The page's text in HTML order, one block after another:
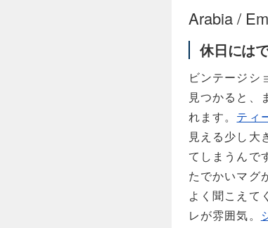
Arabia /
休日には
ビンテージシ
見つかると、
れます。 ティ
見える少し大
てしまうんで
たでかいマグ
よく聞こえて
レが雰囲気。